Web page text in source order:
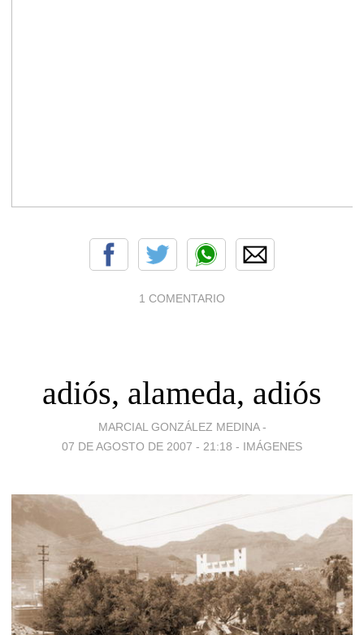
1 COMENTARIO
adiós, alameda, adiós
MARCIAL GONZÁLEZ MEDINA -
07 DE AGOSTO DE 2007 - 21:18 - IMÁGENES